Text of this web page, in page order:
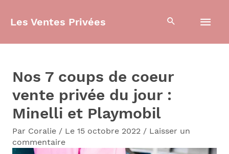
Les Ventes Privées
Nos 7 coups de coeur
vente privée du jour :
Minelli et Playmobil
Par Coralie / Le 15 octobre 2022 / Laisser un
commentaire